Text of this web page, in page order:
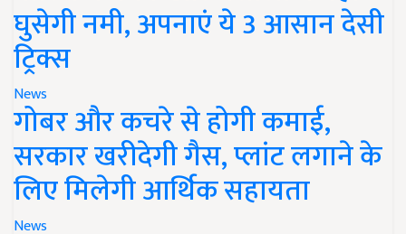
घुसेगी नमी, अपनाएं ये 3 आसान देसी
ट्रिक्स
News
गोबर और कचरे से होगी कमाई,
सरकार खरीदेगी गैस, प्लांट लगाने के
लिए मिलेगी आर्थिक सहायता
News